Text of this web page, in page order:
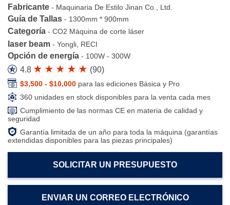
Fabricante - Maquinaria De Estilo Jinan Co., Ltd.
Guía de Tallas - 1300mm * 900mm
Categoría - CO2 Máquina de corte láser
laser beam - Yongli, RECI
Opción de energía - 100W - 300W
4.8 (90)
$3,500 - $10,000 para las ediciones Básica y Pro
360 unidades en stock disponibles para la venta cada mes
Cumplimiento de las normas CE en materia de calidad y
seguridad
Garantía limitada de un año para toda la máquina (garantías
extendidas disponibles para las piezas principales)
SOLICITAR UN PRESUPUESTO
ENVIAR UN CORREO ELECTRÓNICO